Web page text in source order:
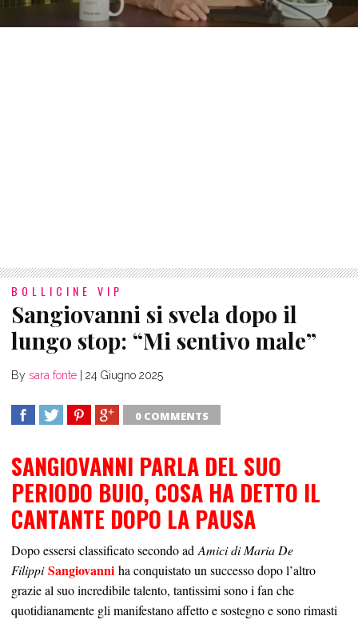
BOLLICINE VIP
Sangiovanni si svela dopo il
lungo stop: “Mi sentivo male”
By sara fonte 24 Giugno 2025
0 COMMENTS
SANGIOVANNI PARLA DEL SUO
PERIODO BUIO, COSA HA DETTO IL
CANTANTE DOPO LA PAUSA
Dopo essersi classificato secondo adAmici di Maria De
FilippiSangiovanni ha conquistato un successo dopo l’altro
grazie al suo incredibile talento, tantissimi sono i fan che
quotidianamente gli manifestano affetto e sostegno e sono rimasti